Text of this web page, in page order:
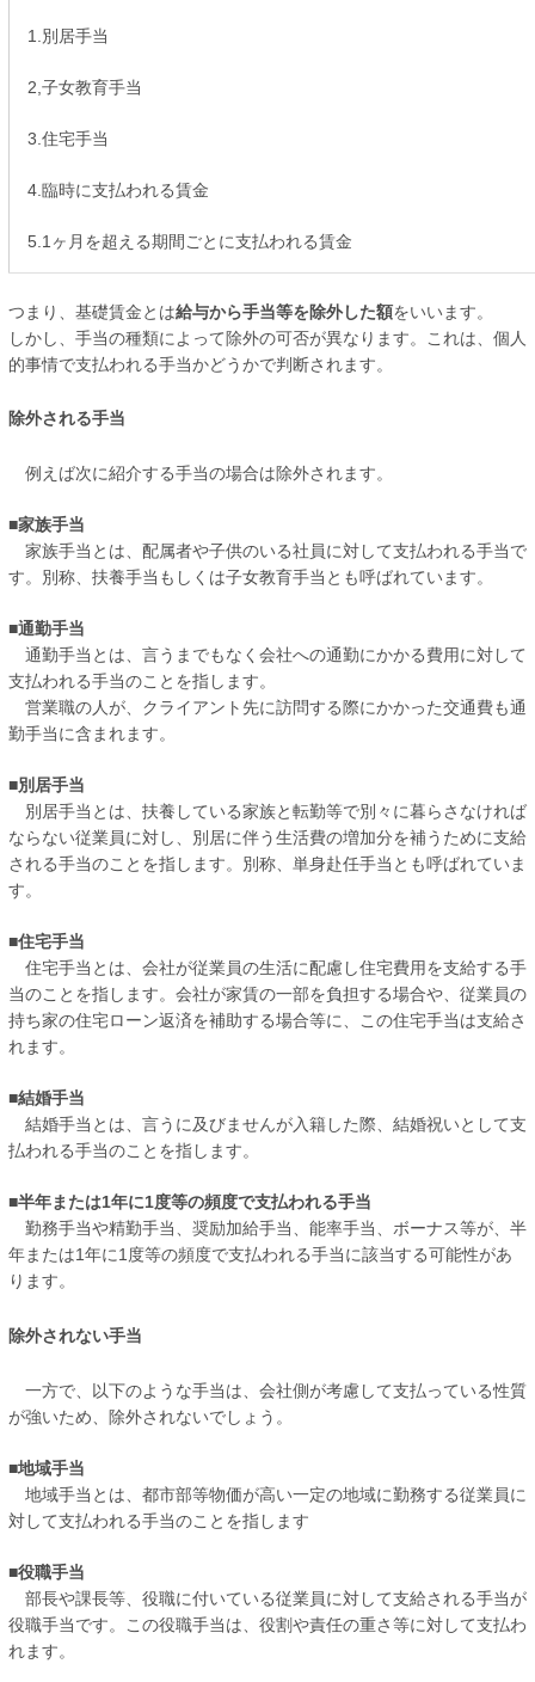
1.別居手当
2,子女教育手当
3.住宅手当
4.臨時に支払われる賃金
5.1ヶ月を超える期間ごとに支払われる賃金
つまり、基礎賃金とは給与から手当等を除外した額をいいます。
しかし、手当の種類によって除外の可否が異なります。これは、個人
的事情で支払われる手当かどうかで判断されます。
除外される手当
例えば次に紹介する手当の場合は除外されます。
■家族手当
家族手当とは、配属者や子供のいる社員に対して支払われる手当で
す。別称、扶養手当もしくは子女教育手当とも呼ばれています。
■通勤手当
通勤手当とは、言うまでもなく会社への通勤にかかる費用に対して
支払われる手当のことを指します。
営業職の人が、クライアント先に訪問する際にかかった交通費も通
勤手当に含まれます。
■別居手当
別居手当とは、扶養している家族と転勤等で別々に暮らさなければ
ならない従業員に対し、別居に伴う生活費の増加分を補うために支給
される手当のことを指します。別称、単身赴任手当とも呼ばれていま
す。
■住宅手当
住宅手当とは、会社が従業員の生活に配慮し住宅費用を支給する手
当のことを指します。会社が家賃の一部を負担する場合や、従業員の
持ち家の住宅ローン返済を補助する場合等に、この住宅手当は支給さ
れます。
■結婚手当
結婚手当とは、言うに及びませんが入籍した際、結婚祝いとして支
払われる手当のことを指します。
■半年または1年に1度等の頻度で支払われる手当
勤務手当や精勤手当、奨励加給手当、能率手当、ボーナス等が、半
年または1年に1度等の頻度で支払われる手当に該当する可能性があ
ります。
除外されない手当
一方で、以下のような手当は、会社側が考慮して支払っている性質
が強いため、除外されないでしょう。
■地域手当
地域手当とは、都市部等物価が高い一定の地域に勤務する従業員に
対して支払われる手当のことを指します
■役職手当
部長や課長等、役職に付いている従業員に対して支給される手当が
役職手当です。この役職手当は、役割や責任の重さ等に対して支払わ
れます。